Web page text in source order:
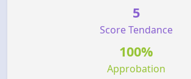
5
Score Tendance
100%
Approbation